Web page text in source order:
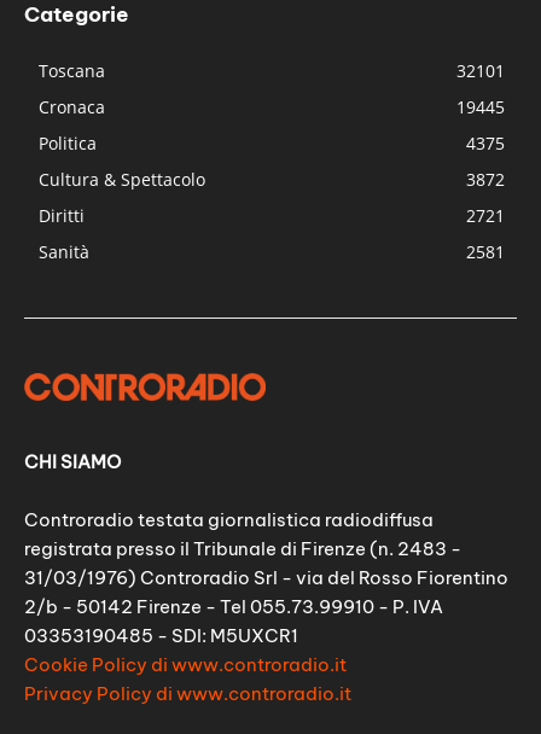
Categorie
Toscana
32101
Cronaca
19445
Politica
4375
Cultura & Spettacolo
3872
Diritti
2721
Sanità
2581
CHI SIAMO
Controradio testata giornalistica radiodiffusa
registrata presso il Tribunale di Firenze (n. 2483 -
31/03/1976) Controradio Srl - via del Rosso Fiorentino
2/b - 50142 Firenze - Tel 055.73.99910 - P. IVA
03353190485 - SDI: M5UXCR1
Cookie Policy di www.controradio.it
Privacy Policy di www.controradio.it